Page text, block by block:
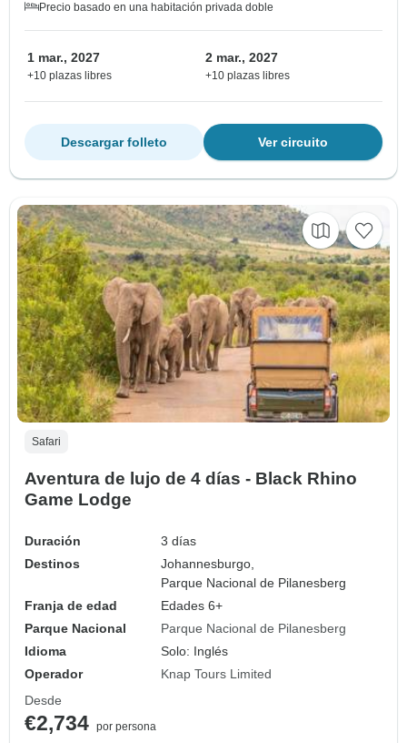
Precio basado en una habitación privada doble
1 mar., 2027
+10 plazas libres
2 mar., 2027
+10 plazas libres
Ver circuito
Descargar folleto
Safari
Aventura de lujo de 4 días - Black Rhino
Game Lodge
Duración
3 días
Destinos
Johannesburgo,
Parque Nacional de Pilanesberg
Franja de edad
Edades 6+
Parque Nacional
Parque Nacional de Pilanesberg
Idioma
Solo: Inglés
Operador
Knap Tours Limited
Desde
€2,734 por persona